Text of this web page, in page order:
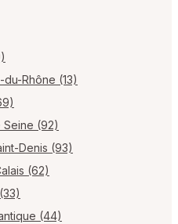
Rhône (13)
Seine (92)
Denis (93)
(62)
(44)